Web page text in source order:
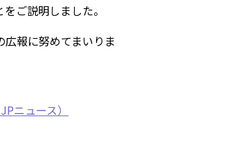
ご説明しました。
報に努めてまいりま
ニュース）